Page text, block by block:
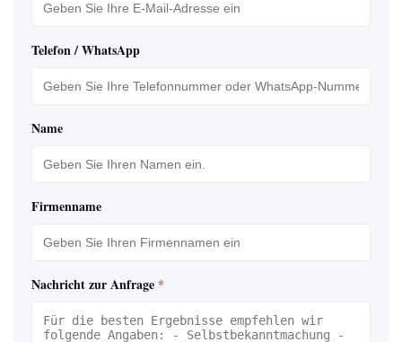
Telefon / WhatsApp
Name
Firmenname
Nachricht zur Anfrage *